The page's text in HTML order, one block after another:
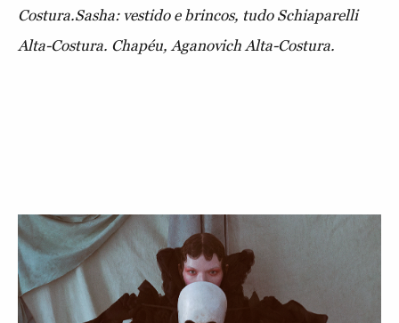
Costura.Sasha: vestido e brincos, tudo Schiaparelli
Alta-Costura. Chapéu, Aganovich Alta-Costura.